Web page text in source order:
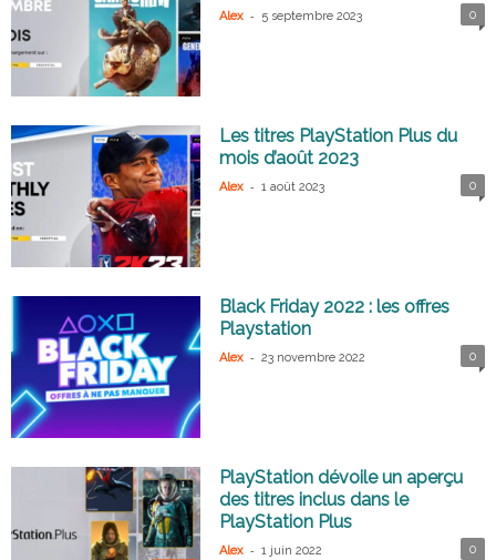
Alex - 5 septembre 2023 0
Les titres PlayStation Plus du
mois d’août 2023
Alex - 1 août 2023 0
Black Friday 2022 : les offres
Playstation
Alex - 23 novembre 2022 0
PlayStation dévoile un aperçu
des titres inclus dans le
PlayStation Plus
Alex - 1 juin 2022 0